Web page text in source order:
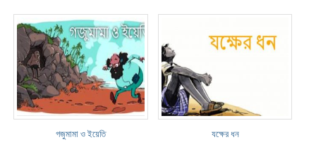
গজুমামা ও ইয়েতি যক্ষের ধন